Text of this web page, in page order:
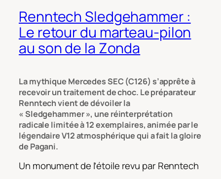
Renntech Sledgehammer :
Le retour du marteau-pilon
au son de la Zonda
La mythique Mercedes SEC (C126) s’apprête à
recevoir un traitement de choc. Le préparateur
Renntech vient de dévoiler la
« Sledgehammer », une réinterprétation
radicale limitée à 12 exemplaires, animée par le
légendaire V12 atmosphérique qui a fait la gloire
de Pagani.
Un monument de l’étoile revu par Renntech